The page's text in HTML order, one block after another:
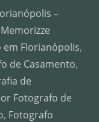
–
Memorizze
em Florianópolis,
de Casamento,
de
Fotografo de
, Fotografo